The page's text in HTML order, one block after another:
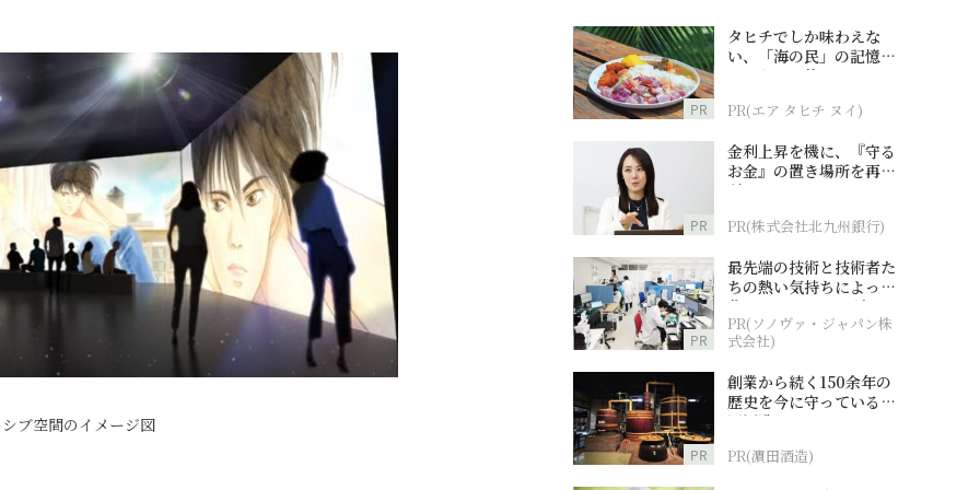
ブ空間のイメージ図
PR
タヒチでしか味わえな
い、「海の民」の記憶へ
とつながる旅
PR(エア タヒチ ヌイ)
PR
金利上昇を機に、『守る
お金』の置き場所を再検
討
PR(株式会社北九州銀行)
PR
最先端の技術と技術者た
ちの熱い気持ちによって
作られているオーダーメ
イド補聴器
PR(ソノヴァ・ジャパン株
式会社)
PR
創業から続く150余年の
歴史を今に守っている濵
田酒造
PR(濵田酒造)